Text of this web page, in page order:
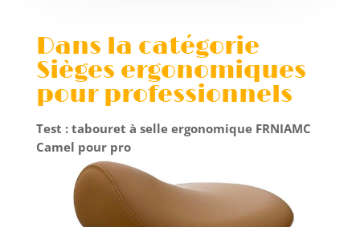
Dans la catégorie
Sièges ergonomiques
pour professionnels
Test : tabouret à selle ergonomique FRNIAMC
Camel pour pro